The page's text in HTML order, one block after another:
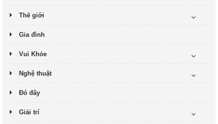
Thế giới
Gia đình
Vui Khỏe
Nghệ thuật
Đó đây
Giải trí